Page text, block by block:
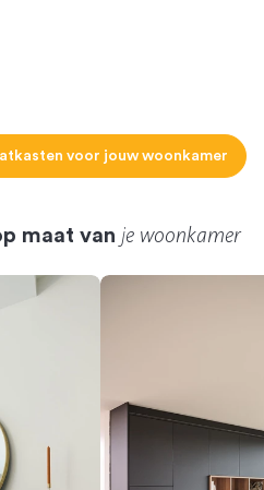
voor jouw woonkamer
maat van je woonkamer